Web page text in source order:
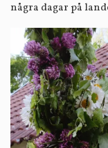
några dagar på